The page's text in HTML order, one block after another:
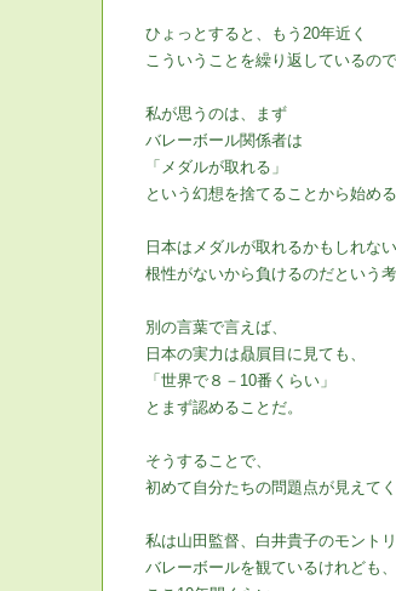
ひょっとすると、もう20年近く
こういうことを繰り返しているので
私が思うのは、まず
バレーボール関係者は
「メダルが取れる」
という幻想を捨てることから始める
日本はメダルが取れるかもしれない
根性がないから負けるのだという
別の言葉で言えば、
日本の実力は贔屓目に見ても、
「世界で８－10番くらい」
とまず認めることだ。
そうすることで、
初めて自分たちの問題点が見えてく
私は山田監督、白井貴子のモント
バレーボールを観ているけれども、